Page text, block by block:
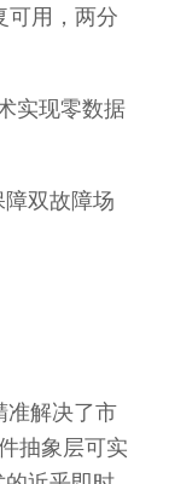
可用，两分
实现零数据
双故障场
解决了市
抽象层可实